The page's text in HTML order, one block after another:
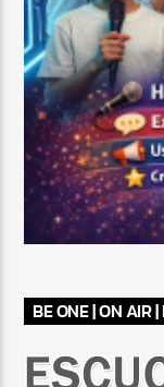
BE ONE | ON AIR